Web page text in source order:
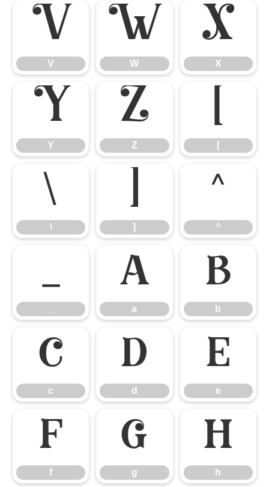
V
V
W
W
X
X
Y
Y
Z
Z
[
[
\
\
]
]
^
^
_ a
a
b
b
c
c
d
d
e
e
f
f
g
g
h
h